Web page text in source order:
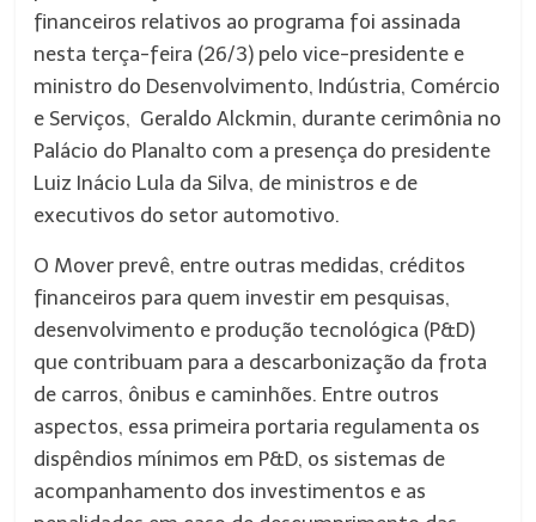
financeiros relativos ao programa foi assinada
nesta terça-feira (26/3) pelo vice-presidente e
ministro do Desenvolvimento, Indústria, Comércio
e Serviços, Geraldo Alckmin, durante cerimônia no
Palácio do Planalto com a presença do presidente
Luiz Inácio Lula da Silva, de ministros e de
executivos do setor automotivo.
O Mover prevê, entre outras medidas, créditos
financeiros para quem investir em pesquisas,
desenvolvimento e produção tecnológica (P&D)
que contribuam para a descarbonização da frota
de carros, ônibus e caminhões. Entre outros
aspectos, essa primeira portaria regulamenta os
dispêndios mínimos em P&D, os sistemas de
acompanhamento dos investimentos e as